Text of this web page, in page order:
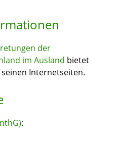
der
im Ausland bietet
Internetseiten.
: